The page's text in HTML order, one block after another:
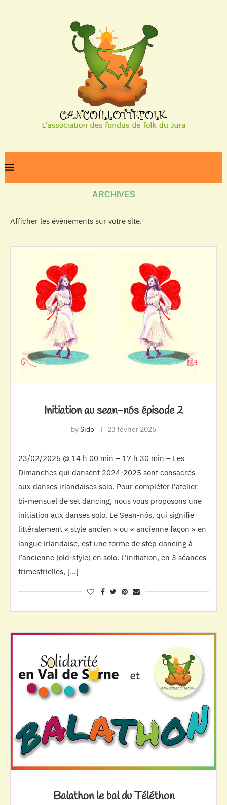
ARCHIVES
Afficher les évènements sur votre site.
Initiation au sean-nós épisode 2
bySido 23 février 2025
23/02/2025 @ 14 h 00 min – 17 h 30 min – Les
Dimanches qui dansent 2024-2025 sont consacrés
aux danses irlandaises solo. Pour compléter l’atelier
bi-mensuel de set dancing, nous vous proposons une
initiation aux danses solo. Le Sean-nós, qui signifie
littéralement « style ancien » ou « ancienne façon » en
langue irlandaise, est une forme de step dancing à
l’ancienne (old-style) en solo. L’initiation, en 3 séances
trimestrielles, […]
Balathon le bal du Téléthon